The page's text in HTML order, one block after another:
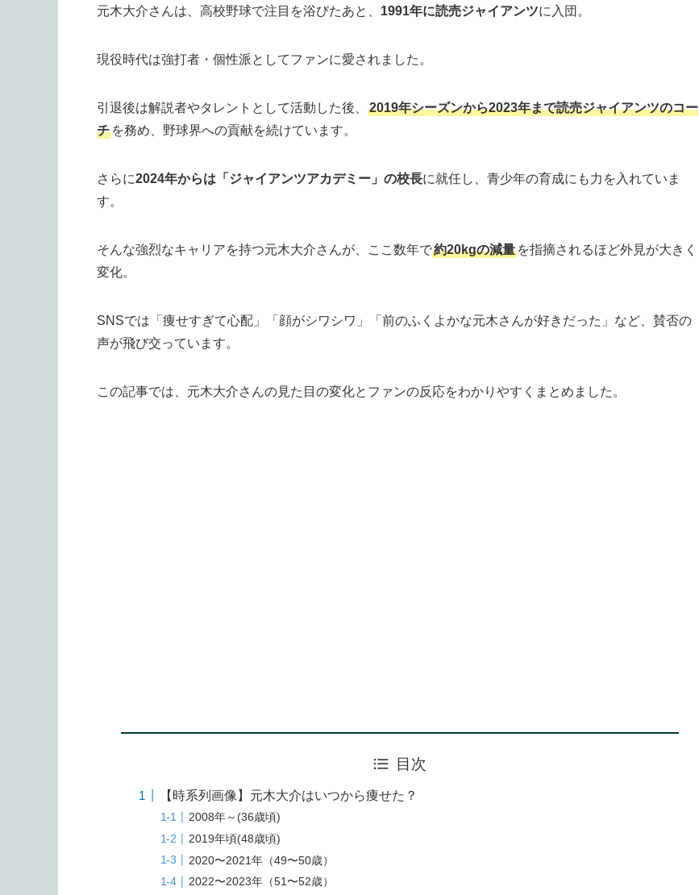
元木大介さんは、高校野球で注目を浴びたあと、 1991年に読売ジャイアンツに入団。
現役時代は強打者・個性派としてファンに愛されました。
引退後は解説者やタレントとして活動した後、
2019年シーズンから2023年まで読売ジャイアンツのコー
チ を務め、野球界への貢献を続けています。
さらに2024年からは「ジャイアンツアカデミー」の校長に就任し、青少年の育成にも力を入れていま
す。
そんな強烈なキャリアを持つ元木大介さんが、ここ数年で約20kgの減量 を指摘されるほど外見が大きく
変化。
SNSでは「痩せすぎて心配」「顔がシワシワ」「前のふくよかな元木さんが好きだった」など、賛否の
声が飛び交っています。
この記事では、元木大介さんの見た目の変化とファンの反応をわかりやすくまとめました。
目次
【時系列画像】元木大介はいつから痩せた？
2008年～(36歳頃)
2019年頃(48歳頃)
2020〜2021年（49〜50歳）
2022〜2023年（51〜52歳）